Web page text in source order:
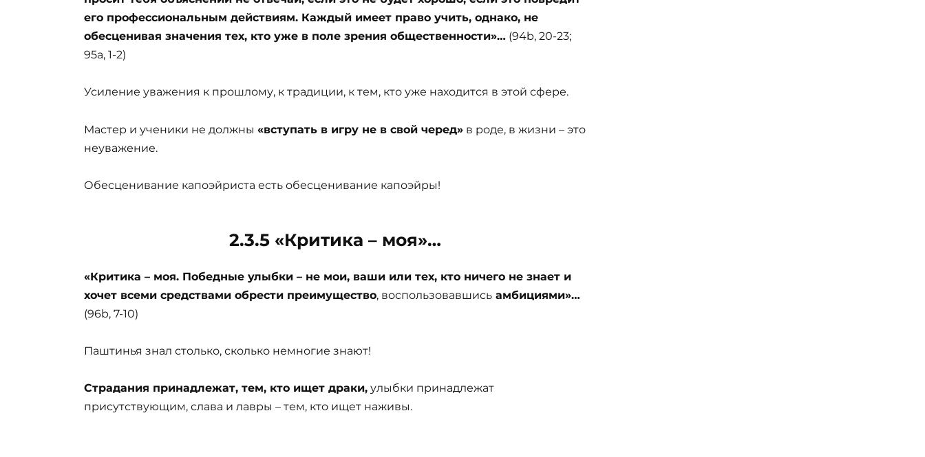
его профессиональным действиям. Каждый имеет право учить, однако, не
обесценивая значения тех, кто уже в поле зрения общественности»… (94b, 20-23;
95а, 1-2)
Усиление уважения к прошлому, к традиции, к тем, кто уже находится в этой сфере.
Мастер и ученики не должны «вступать в игру не в свой черед» в роде, в жизни – это
неуважение.
Обесценивание капоэйриста есть обесценивание капоэйры!
2.3.5 «Критика – моя»…
«Критика – моя. Победные улыбки – не мои, ваши или тех, кто ничего не знает и
хочет всеми средствами обрести преимущество, воспользовавшись амбициями»…
(96b, 7-10)
Паштинья знал столько, сколько немногие знают!
Страдания принадлежат, тем, кто ищет драки, улыбки принадлежат
присутствующим, слава и лавры – тем, кто ищет наживы.